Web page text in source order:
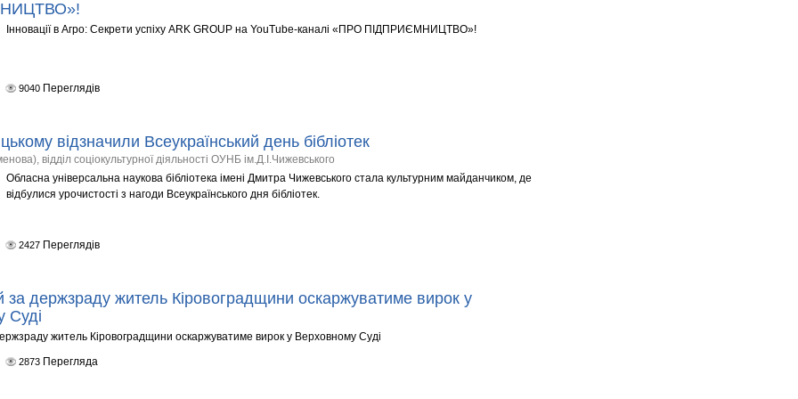
Інновації в Агро: Секрети успіху ARK GROUP на YouTube-каналі «ПРО ПІДПРИЄМНИЦТВО»!
9040 Переглядів
відзначили Всеукраїнський день бібліотек
відділ соціокультурної діяльності ОУНБ ім.Д.І.Чижевського
Обласна універсальна наукова бібліотека імені Дмитра Чижевського стала культурним майданчиком, де
відбулися урочистості з нагоди Всеукраїнського дня бібліотек.
2427 Переглядів
за держзраду житель Кіровоградщини оскаржуватиме вирок у
Суді
житель Кіровоградщини оскаржуватиме вирок у Верховному Суді
2873 Перегляда